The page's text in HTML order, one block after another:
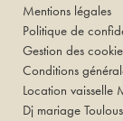
Mentions légales
Politique de
Gestion des
Conditions
Location vaisselle
Dj mariage